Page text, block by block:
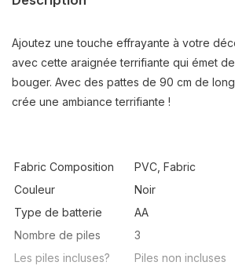
Ajoutez une touche effrayante à votre
avec cette araignée terrifiante qui émet
bouger. Avec des pattes de 90 cm de
crée une ambiance terrifiante !
Fabric Composition
PVC, Fabric
Couleur
Noir
Type de batterie
AA
Nombre de piles
3
Les piles incluses?
Piles non incluses